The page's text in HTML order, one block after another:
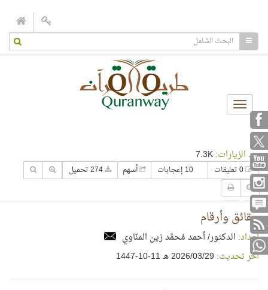
Toggle
navigation
عدد الزيارات:
10 إعجابات أسهم
حقائق وأرقام
إعداد: الدكتور/ أحمد مُحمَّد زين المنّاوي
آخر تحديث: 29‏/03‏/2026 هـ 11-10-1447